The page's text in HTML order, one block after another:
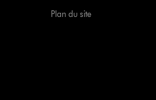
Plan du site